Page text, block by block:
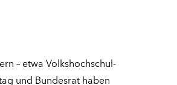
– etwa Volkshochschul-
und Bundesrat haben